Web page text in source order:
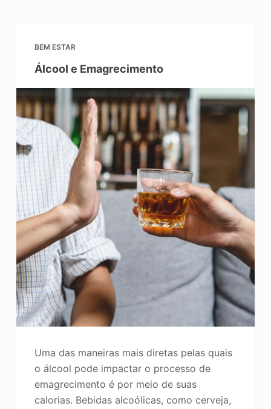
BEM ESTAR
Álcool e Emagrecimento
Uma das maneiras mais diretas pelas quais
o álcool pode impactar o processo de
emagrecimento é por meio de suas
calorias. Bebidas alcoólicas, como cerveja,